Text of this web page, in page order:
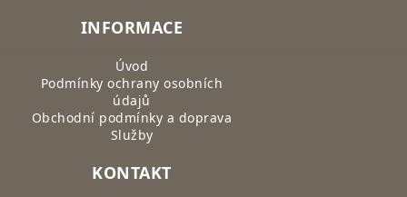
INFORMACE
Úvod
Podmínky ochrany osobních
údajů
Obchodní podmínky a doprava
Služby
KONTAKT